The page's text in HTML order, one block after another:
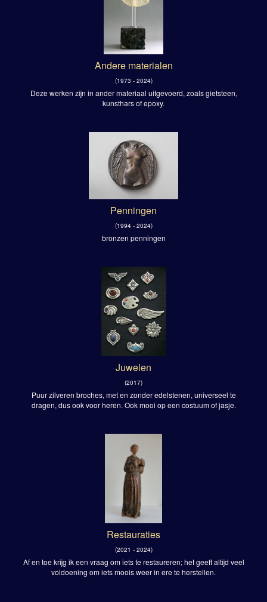
Andere materialen
(1973 - 2024)
Deze werken zijn in ander materiaal uitgevoerd, zoals gietsteen,
kunsthars of epoxy.
Penningen
(1994 - 2024)
bronzen penningen
Juwelen
(2017)
Puur zilveren broches, met en zonder edelstenen, universeel te
dragen, dus ook voor heren. Ook mooi op een costuum of jasje.
Restauraties
(2021 - 2024)
Af en toe krijg ik een vraag om iets te restaureren; het geeft altijd veel
voldoening om iets moois weer in ere te herstellen.